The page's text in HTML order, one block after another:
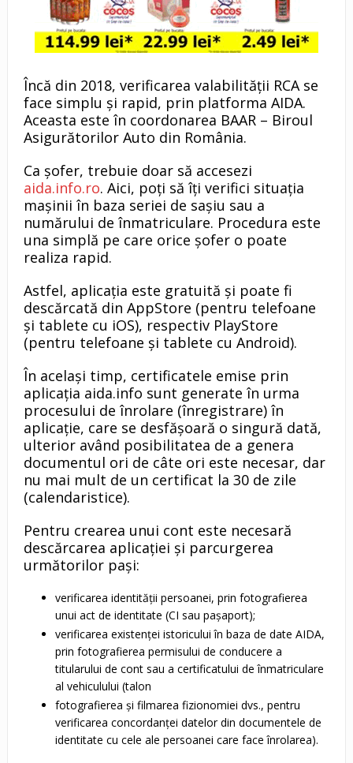
Încă din 2018, verificarea valabilității RCA se
face simplu și rapid, prin platforma AIDA.
Aceasta este în coordonarea BAAR – Biroul
Asigurătorilor Auto din România.
Ca șofer, trebuie doar să accesezi
aida.info.ro. Aici, poți să îți verifici situația
mașinii în baza seriei de sașiu sau a
numărului de înmatriculare. Procedura este
una simplă pe care orice șofer o poate
realiza rapid.
Astfel, aplicația este gratuită și poate fi
descărcată din AppStore (pentru telefoane
și tablete cu iOS), respectiv PlayStore
(pentru telefoane și tablete cu Android).
În același timp, certificatele emise prin
aplicația aida.info sunt generate în urma
procesului de înrolare (înregistrare) în
aplicație, care se desfășoară o singură dată,
ulterior având posibilitatea de a genera
documentul ori de câte ori este necesar, dar
nu mai mult de un certificat la 30 de zile
(calendaristice).
Pentru crearea unui cont este necesară
descărcarea aplicației și parcurgerea
următorilor pași:
verificarea identității persoanei, prin fotografierea
unui act de identitate (CI sau pașaport);
verificarea existenței istoricului în baza de date AIDA,
prin fotografierea permisului de conducere a
titularului de cont sau a certificatului de înmatriculare
al vehiculului (talon
fotografierea și filmarea fizionomiei dvs., pentru
verificarea concordanței datelor din documentele de
identitate cu cele ale persoanei care face înrolarea).